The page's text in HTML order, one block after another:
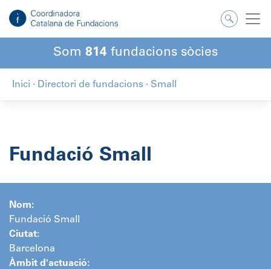
contingut
Som 814 fundacions sòcies
Inici · Directori de fundacions · Small
Fundació Small
Nom:
Fundació Small
Ciutat:
Barcelona
Àmbit d'actuació: